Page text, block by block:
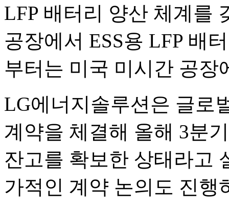
LFP 배터리 양산 체계를
공장에서 ESS용 LFP 배
부터는 미국 미시간 공장
LG에너지솔루션은 글로
계약을 체결해 올해 3분
잔고를 확보한 상태라고
가적인 계약 논의도 진행